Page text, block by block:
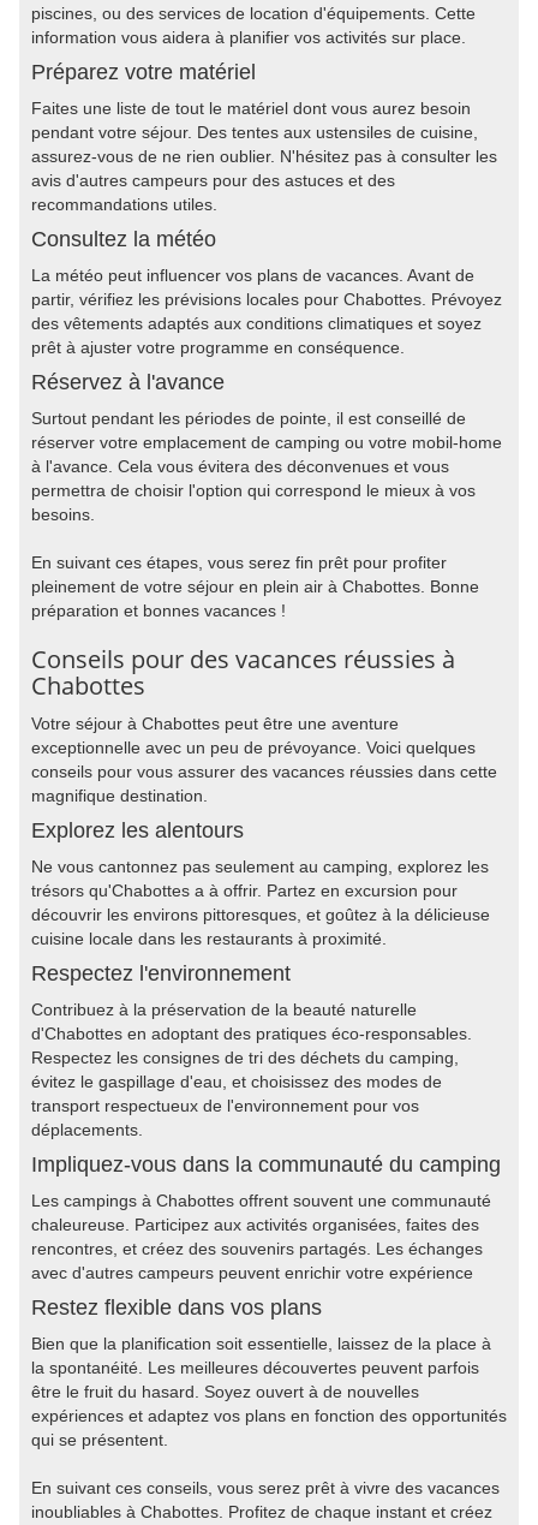
piscines, ou des services de location d'équipements. Cette
information vous aidera à planifier vos activités sur place.
Préparez votre matériel
Faites une liste de tout le matériel dont vous aurez besoin
pendant votre séjour. Des tentes aux ustensiles de cuisine,
assurez-vous de ne rien oublier. N'hésitez pas à consulter les
avis d'autres campeurs pour des astuces et des
recommandations utiles.
Consultez la météo
La météo peut influencer vos plans de vacances. Avant de
partir, vérifiez les prévisions locales pour Chabottes. Prévoyez
des vêtements adaptés aux conditions climatiques et soyez
prêt à ajuster votre programme en conséquence.
Réservez à l'avance
Surtout pendant les périodes de pointe, il est conseillé de
réserver votre emplacement de camping ou votre mobil-home
à l'avance. Cela vous évitera des déconvenues et vous
permettra de choisir l'option qui correspond le mieux à vos
besoins.
En suivant ces étapes, vous serez fin prêt pour profiter
pleinement de votre séjour en plein air à Chabottes. Bonne
préparation et bonnes vacances !
Conseils pour des vacances réussies à
Chabottes
Votre séjour à Chabottes peut être une aventure
exceptionnelle avec un peu de prévoyance. Voici quelques
conseils pour vous assurer des vacances réussies dans cette
magnifique destination.
Explorez les alentours
Ne vous cantonnez pas seulement au camping, explorez les
trésors qu'Chabottes a à offrir. Partez en excursion pour
découvrir les environs pittoresques, et goûtez à la délicieuse
cuisine locale dans les restaurants à proximité.
Respectez l'environnement
Contribuez à la préservation de la beauté naturelle
d'Chabottes en adoptant des pratiques éco-responsables.
Respectez les consignes de tri des déchets du camping,
évitez le gaspillage d'eau, et choisissez des modes de
transport respectueux de l'environnement pour vos
déplacements.
Impliquez-vous dans la communauté du camping
Les campings à Chabottes offrent souvent une communauté
chaleureuse. Participez aux activités organisées, faites des
rencontres, et créez des souvenirs partagés. Les échanges
avec d'autres campeurs peuvent enrichir votre expérience
Restez flexible dans vos plans
Bien que la planification soit essentielle, laissez de la place à
la spontanéité. Les meilleures découvertes peuvent parfois
être le fruit du hasard. Soyez ouvert à de nouvelles
expériences et adaptez vos plans en fonction des opportunités
qui se présentent.
En suivant ces conseils, vous serez prêt à vivre des vacances
inoubliables à Chabottes. Profitez de chaque instant et créez